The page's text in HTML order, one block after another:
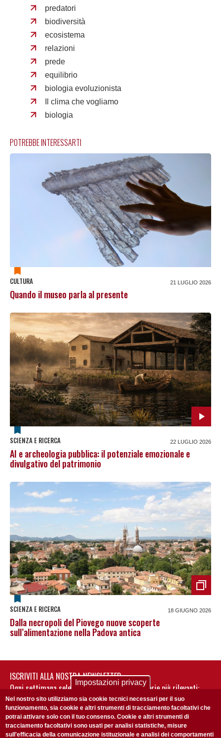
predatori
biodiversità
ecosistema
relazioni
prede
equilibrio
biologia evoluzionista
Il clima che vogliamo
biologia
POTREBBE INTERESSARTI
CULTURA 21 LUGLIO 2026
Quando il museo parla al presente
SCIENZA E RICERCA 22 LUGLIO 2026
AI e archeologia pubblica: il potenziale emozionale e
divulgativo del patrimonio
SCIENZA E RICERCA 18 GIUGNO 2026
Dalla necropoli del Piovego nuove scoperte
sull’alimentazione nella Padova antica
ISCRIVITI ALLA NOSTRA NEWSLETTER
Ogni settimana selezioniamo per te nostre storie più rilevanti:
non perderti gli aggiornamenti della nostra newsletter
Impostazioni privacy
Nel nostro sito utilizziamo sia cookie tecnici necessari per il suo
funzionamento, sia cookie e altri strumenti di tracciamento facoltativi che
potrai attivare solo con il tuo consenso. Cookie e altri strumenti di
tracciamento facoltativi sono usati per analisi statistiche, misure
sull'efficacia della comunicazione istituzionale e analisi dei comportamenti